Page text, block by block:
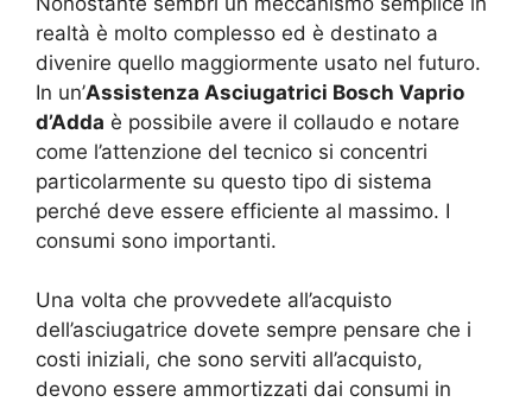
realtà è molto complesso ed è destinato a
divenire quello maggiormente usato nel futuro.
In un’Assistenza Asciugatrici Bosch Vaprio
d’Adda è possibile avere il collaudo e notare
come l’attenzione del tecnico si concentri
particolarmente su questo tipo di sistema
perché deve essere efficiente al massimo. I
consumi sono importanti.
Una volta che provvedete all’acquisto
dell’asciugatrice dovete sempre pensare che i
costi iniziali, che sono serviti all’acquisto,
devono essere ammortizzati dai consumi in